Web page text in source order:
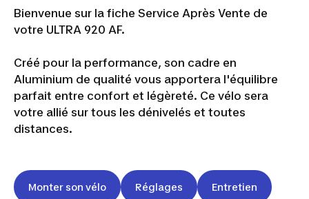
Bienvenue sur la fiche Service Après Vente de
votre ULTRA 920 AF.
Créé pour la performance, son cadre en
Aluminium de qualité vous apportera l'équilibre
parfait entre confort et légèreté. Ce vélo sera
votre allié sur tous les dénivelés et toutes
distances.
Monter son vélo Réglages Entretien